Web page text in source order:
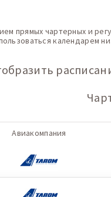
прямых чартерных и
календарем
Авиакомпания